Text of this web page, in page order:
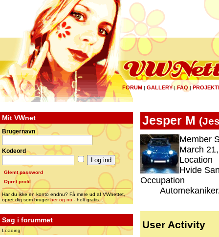
FORUM | GALLERY|FAQ |
Mit VWnet
Brugernavn
Kodeord
Glemt password
Opret profil
Har du ikke en konto endnu? Få mere ud af VWnettet,
opret dig som brugerher og nu - helt gratis...
Søg i forummet
Loading
Jesper M (
Member
March
Location
Hvide
Occupation
User Activity